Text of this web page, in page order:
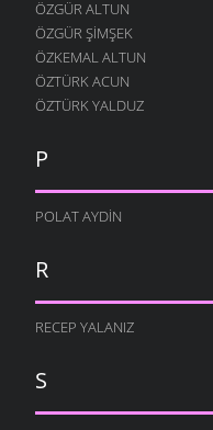
ÖZGÜR ALTUN
ÖZGÜR ŞIMŞEK
ÖZKEMAL ALTUN
ÖZTÜRK ACUN
ÖZTÜRK YALDUZ
P
POLAT AYDIN
R
RECEP YALANIZ
S